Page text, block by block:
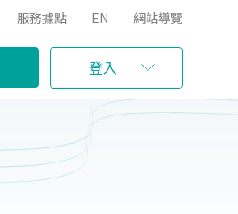
服務據點 EN 網站導覽
登入